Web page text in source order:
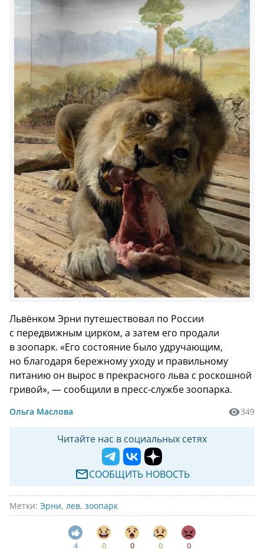
Львёнком Эрни путешествовал по России
с передвижным цирком, а затем его продали
в зоопарк. «Его состояние было удручающим,
но благодаря бережному уходу и правильному
питанию он вырос в прекрасного льва с роскошной
гривой», — сообщили в пресс-службе зоопарка.
Ольга Маслова 349
Читайте нас в социальных сетях
СООБЩИТЬ НОВОСТЬ
Метки: Эрни, лев, зоопарк
4 0 0 0 0